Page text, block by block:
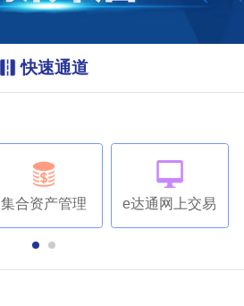
快速通道
集合资产管理 e达通网上交易